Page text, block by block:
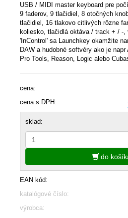
USB / MIDI master keyboard pre
9 faderov, 9 tlačidiel, 8 otočných
tlačidiel, 16 tlakovo citlivých rôzne
koliesko, tlačidlá oktáva / track + / -,
'InControl' sa Launchkey okamžite
DAW a hudobné softvéry ako je napr
Pro Tools, Reason, Logic alebo
cena:
cena s DPH:
sklad:
do
EAN kód:
katalógové číslo:
výrobca: